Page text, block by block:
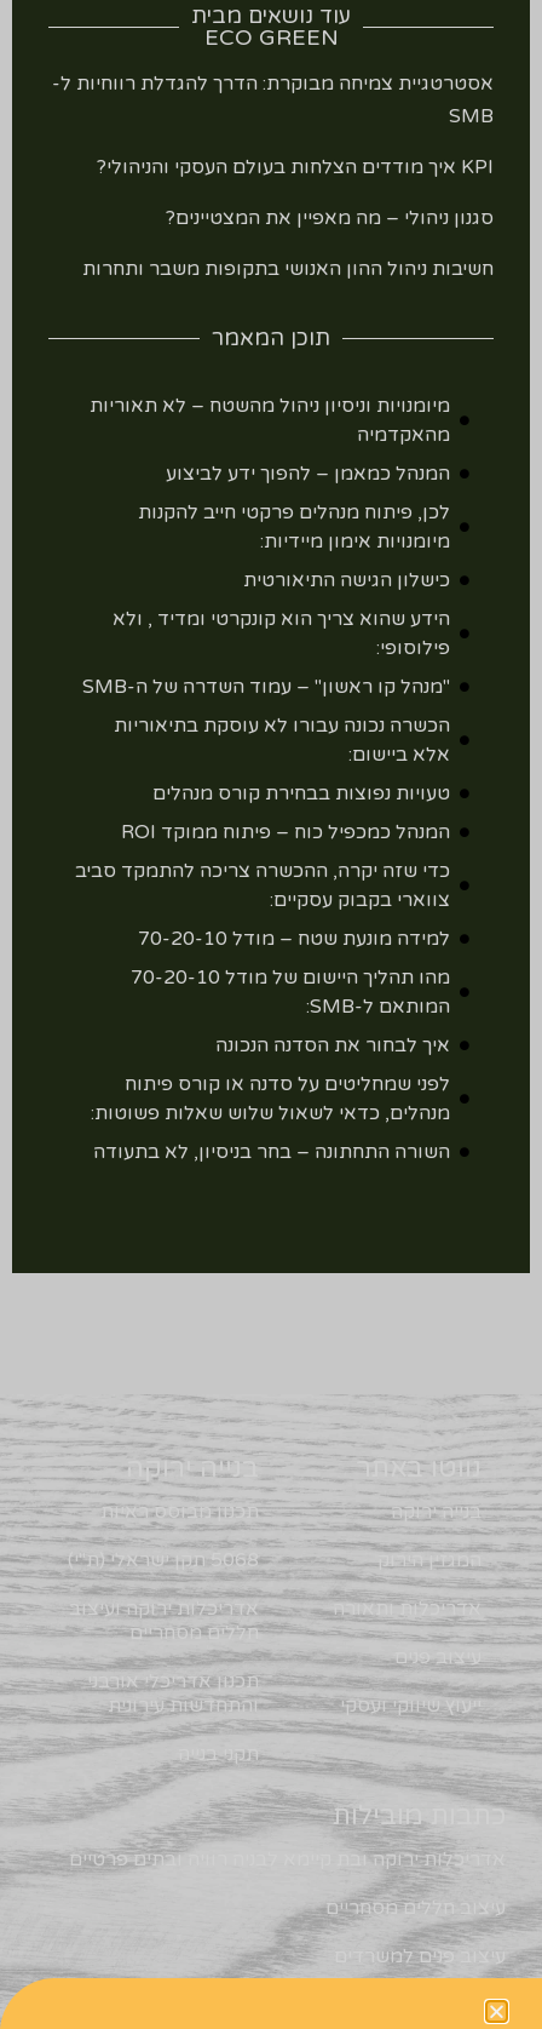
עוד נושאים מבית
ECO GREEN
אסטרטגיית צמיחה מבוקרת: הדרך להגדלת רווחיות ל-
SMB
KPI איך מודדים הצלחות בעולם העסקי והניהולי?
סגנון ניהולי – מה מאפיין את המצטיינים?
חשיבות ניהול ההון האנושי בתקופות משבר ותחרות
תוכן המאמר
מיומנויות וניסיון ניהול מהשטח – לא תאוריות
מהאקדמיה
המנהל כמאמן – להפוך ידע לביצוע
לכן, פיתוח מנהלים פרקטי חייב להקנות
מיומנויות אימון מיידיות:
כישלון הגישה התיאורטית
הידע שהוא צריך הוא קונקרטי ומדיד , ולא
פילוסופי:
"מנהל קו ראשון" – עמוד השדרה של ה-SMB
הכשרה נכונה עבורו לא עוסקת בתיאוריות
אלא ביישום:
טעויות נפוצות בבחירת קורס מנהלים
המנהל כמכפיל כוח – פיתוח ממוקד ROI
כדי שזה יקרה, ההכשרה צריכה להתמקד סביב
צווארי בקבוק עסקיים:
למידה מונעת שטח – מודל 70-20-10
מהו תהליך היישום של מודל 70-20-10
המותאם ל-SMB:
איך לבחור את הסדנה הנכונה
לפני שמחליטים על סדנה או קורס פיתוח
מנהלים, כדאי לשאול שלוש שאלות פשוטות:
השורה התחתונה – בחר בניסיון, לא בתעודה
נווטו באתר
בנייה ירוקה
המגזין הירוק
אדריכלות ותאורה
עיצוב פנים
ייעוץ שיווקי ועסקי
בנייה ירוקה
תכנון מבוסס ראיות
5068 תקן ישראלי (ת"י)
אדריכלות ירוקה ועיצוב
חללים מסחריים
תכנון אדריכלי אורבני
והתחדשות עירונית
תקני בנייה
כתבות מובילות
אדריכלות ירוקה ובת קיימא לבניה רוויה ובתים פרטיים
עיצוב חללים מסחריים
עיצוב פנים למשרדים
תכנון אדריכלי אורבני והתחדשות עירונית